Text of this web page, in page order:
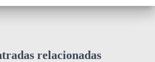
relacionadas